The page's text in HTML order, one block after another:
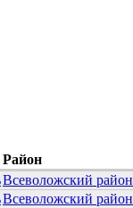
Район
Всеволожский район
Всеволожский район